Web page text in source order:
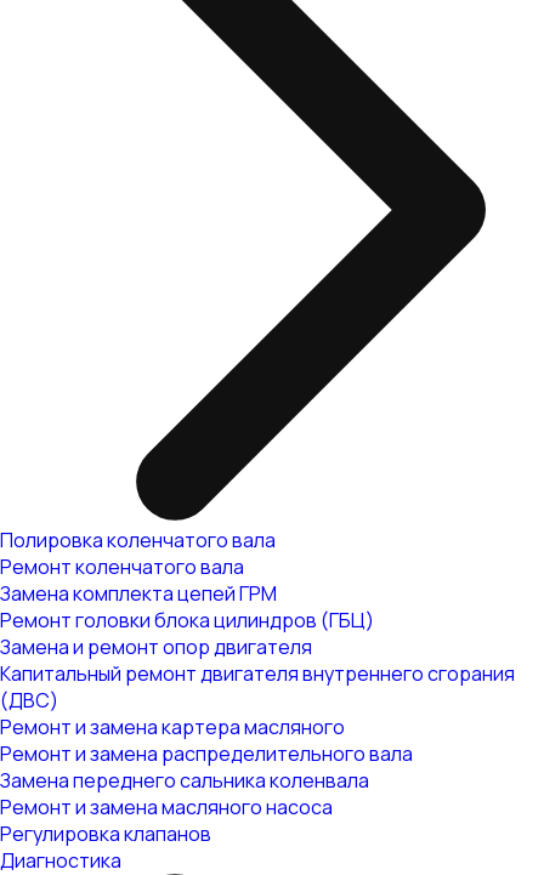
Полировка коленчатого вала
Ремонт коленчатого вала
Замена комплекта цепей ГРМ
Ремонт головки блока цилиндров (ГБЦ)
Замена и ремонт опор двигателя
Капитальный ремонт двигателя внутреннего сгорания
(ДВС)
Ремонт и замена картера масляного
Ремонт и замена распределительного вала
Замена переднего сальника коленвала
Ремонт и замена масляного насоса
Регулировка клапанов
Диагностика